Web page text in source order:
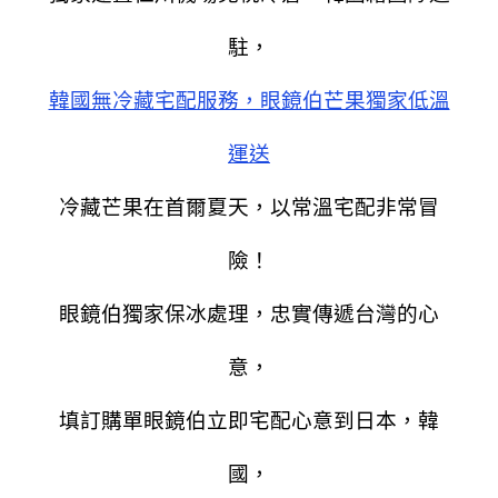
駐，
韓國無冷藏宅配服務，眼鏡伯芒果獨家低溫
運送
冷藏芒果在首爾夏天，以常溫宅配非常冒
險！
眼鏡伯獨家保冰處理，忠實傳遞台灣的心
意，
填訂購單眼鏡伯立即宅配心意到日本，韓
國，